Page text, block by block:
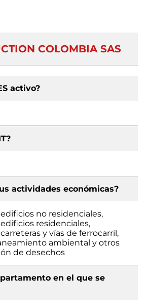
COLOMBIA SAS
activo?
actividades económicas?
no residenciales,
residenciales,
y vías de ferrocarril,
ambiental y otros
de desechos
en el que se